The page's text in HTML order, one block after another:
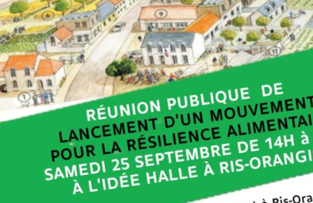
Histoire
Manifeste
Missions et méthodes
Valeurs
Équipes et fonctionnement
Le réseau dans le monde
Nos alliés
Je soutiens les Amis de la
Terre
Total, rendez-
tribunal
Gaz « naturel »,
enfumage
Mode : une
destructrice
Gaz au
violence
Nos autres